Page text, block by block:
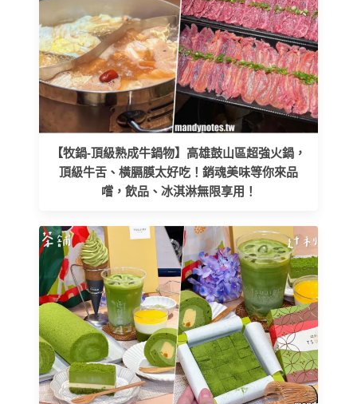
【牧鍋-頂級熟成牛鍋物】高雄鼓山區超強火鍋，
頂級牛舌、橫膈膜太好吃！銷魂美味等你來品
嚐，飲品、冰淇淋無限享用！